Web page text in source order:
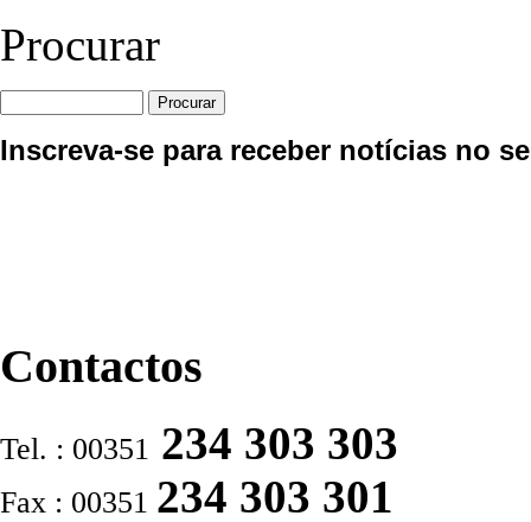
Procurar
Inscreva-se para receber notícias no
Contactos
Tel. : 00351 234 303 303
Fax : 00351 234 303 301